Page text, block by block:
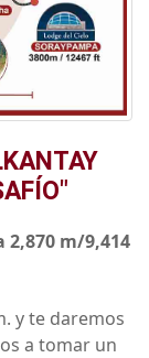
2,870 m/9,414
y te daremos
a tomar un